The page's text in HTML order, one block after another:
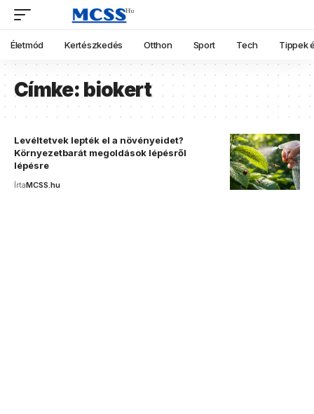
Életmód Kertészkedés Otthon Sport Tech Tippek
Címke: biokert
Levéltetvek lepték el a növényeidet?
Környezetbarát megoldások lépésről
lépésre
ÍrtaMCSS.hu